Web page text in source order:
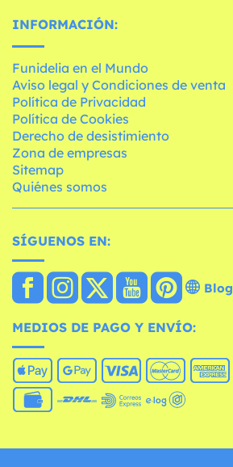
INFORMACIÓN:
Funidelia en el Mundo
Aviso legal y Condiciones de venta
Política de Privacidad
Política de Cookies
Derecho de desistimiento
Zona de empresas
Sitemap
Quiénes somos
SÍGUENOS EN:
Blog
MEDIOS DE PAGO Y ENVÍO: